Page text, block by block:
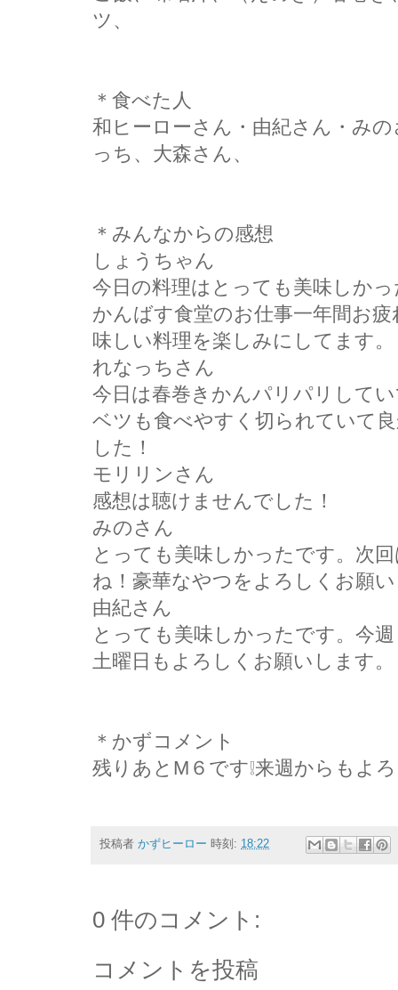
ツ、
＊食べた人
和ヒーローさん・由紀さん・み
っち、大森さん、
＊みんなからの感想
しょうちゃん
今日の料理はとっても美味しか
かんばす食堂のお仕事一年間お
味しい料理を楽しみにしてます。
れなっちさん
今日は春巻きかんパリパリして
ベツも食べやすく切られていて
した！
モリリンさん
感想は聴けませんでした！
みのさん
とっても美味しかったです。次
ね！豪華なやつをよろしくお願
由紀さん
とっても美味しかったです。今
土曜日もよろしくお願いします。
＊かずコメント
残りあとM６です❕来週からもよ
投稿者 かずヒーロー 時刻: 18:22
0 件のコメント:
コメントを投稿